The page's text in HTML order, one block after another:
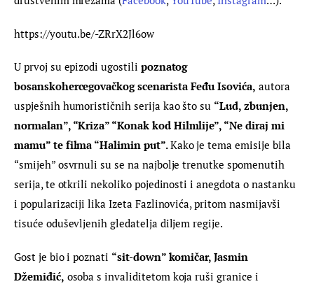
https://youtu.be/-ZRrX2Jl6ow
U prvoj su epizodi ugostili poznatog
bosanskohercegovačkog scenarista Feđu Isovića, autora
uspješnih humorističnih serija kao što su “Lud, zbunjen,
normalan”, “Kriza” “Konak kod Hilmlije”, “Ne diraj mi
mamu” te filma “Halimin put”. Kako je tema emisije bila
“smijeh” osvrnuli su se na najbolje trenutke spomenutih
serija, te otkrili nekoliko pojedinosti i anegdota o nastanku
i popularizaciji lika Izeta Fazlinovića, pritom nasmijavši
tisuće oduševljenih gledatelja diljem regije.
Gost je bio i poznati “sit-down” komičar, Jasmin
Džemiđić, osoba s invaliditetom koja ruši granice i